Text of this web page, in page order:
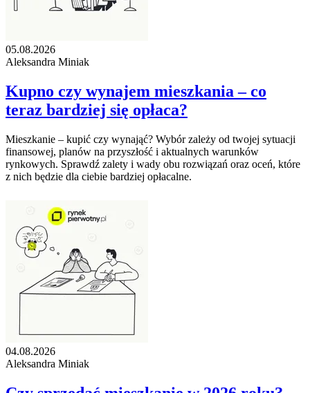
05.08.2026
Aleksandra Miniak
Kupno czy wynajem mieszkania – co
teraz bardziej się opłaca?
Mieszkanie – kupić czy wynająć? Wybór zależy od twojej sytuacji
finansowej, planów na przyszłość i aktualnych warunków
rynkowych. Sprawdź zalety i wady obu rozwiązań oraz oceń, które
z nich będzie dla ciebie bardziej opłacalne.
04.08.2026
Aleksandra Miniak